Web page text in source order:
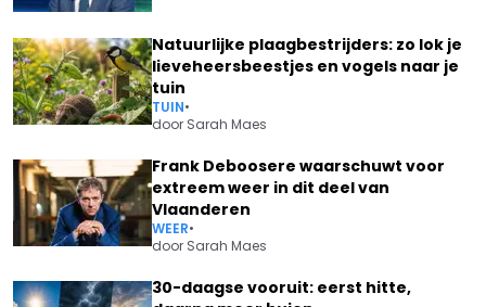
Natuurlijke plaagbestrijders: zo lok je
lieveheersbeestjes en vogels naar je
tuin
TUIN•
door Sarah Maes
Frank Deboosere waarschuwt voor
extreem weer in dit deel van
Vlaanderen
WEER•
door Sarah Maes
30-daagse vooruit: eerst hitte,